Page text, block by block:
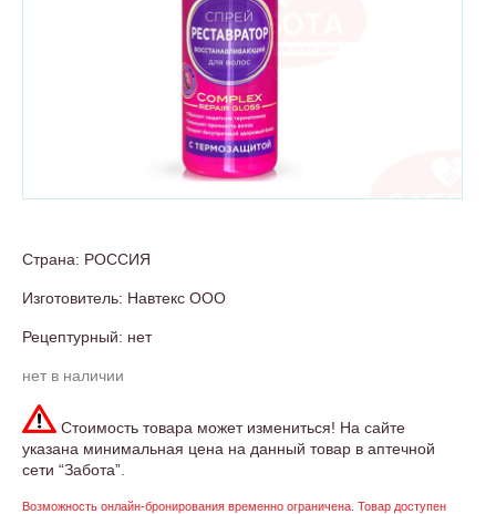
Страна: РОССИЯ
Изготовитель: Навтекс ООО
Рецептурный: нет
нет в наличии
Стоимость товара может измениться! На сайте
указана минимальная цена на данный товар в аптечной
сети “Забота”.
Возможность онлайн-бронирования временно ограничена. Товар доступен